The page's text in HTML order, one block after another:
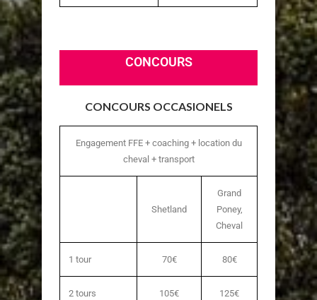
CONCOURS
CONCOURS OCCASIONELS
Engagement FFE + coaching + location du
cheval + transport
Shetland
Grand
Poney,
Cheval
1 tour 70€ 80€
2 tours 105€ 125€